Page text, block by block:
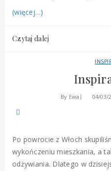
(więcej…)
Czytaj dalej
By Ewa 04/03/
Po powrocie z Włoch
wykończeniu mieszkania, a
odżywiania. Dlatego w